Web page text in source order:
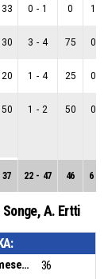
33 0 - 1 0 1
30 3 - 4 75 0
20 1 - 4 25 0
50 1 - 2 50 0
37 22 - 47 46 6
Songe,A. Ertti
Punktid kolmesekundialast:
36